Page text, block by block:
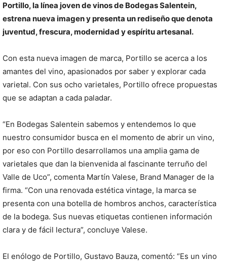
Portillo, la línea joven de vinos de Bodegas Salentein,
estrena nueva imagen y presenta un rediseño que denota
juventud, frescura, modernidad y espíritu artesanal.
Con esta nueva imagen de marca, Portillo se acerca a los
amantes del vino, apasionados por saber y explorar cada
varietal. Con sus ocho varietales, Portillo ofrece propuestas
que se adaptan a cada paladar.
“En Bodegas Salentein sabemos y entendemos lo que
nuestro consumidor busca en el momento de abrir un vino,
por eso con Portillo desarrollamos una amplia gama de
varietales que dan la bienvenida al fascinante terruño del
Valle de Uco”, comenta Martín Valese, Brand Manager de la
firma. “Con una renovada estética vintage, la marca se
presenta con una botella de hombros anchos, característica
de la bodega. Sus nuevas etiquetas contienen información
clara y de fácil lectura”, concluye Valese.
El enólogo de Portillo, Gustavo Bauza, comentó: “Es un vino